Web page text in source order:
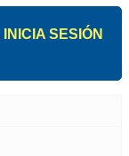
INICIA SESIÓN